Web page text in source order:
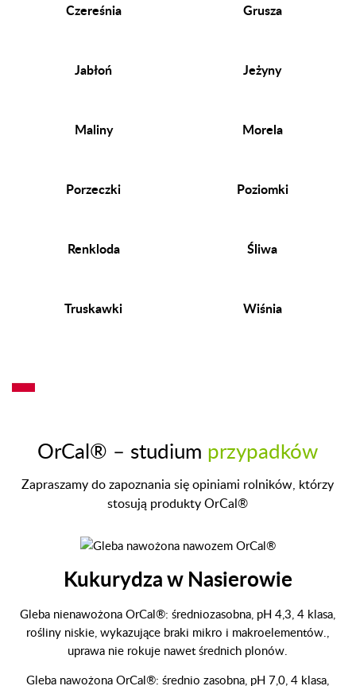
Czereśnia Grusza
Jabłoń Jeżyny
Maliny Morela
Porzeczki Poziomki
Renkloda Śliwa
Truskawki Wiśnia
OrCal® – studium przypadków
Zapraszamy do zapoznania się opiniami rolników, którzy
stosują produkty OrCal®
Kukurydza w Nasierowie
Gleba nienawożona OrCal®: średniozasobna, pH 4,3, 4 klasa,
rośliny niskie, wykazujące braki mikro i makroelementów.,
uprawa nie rokuje nawet średnich plonów.
Gleba nawożona OrCal®: średnio zasobna, pH 7,0, 4 klasa,